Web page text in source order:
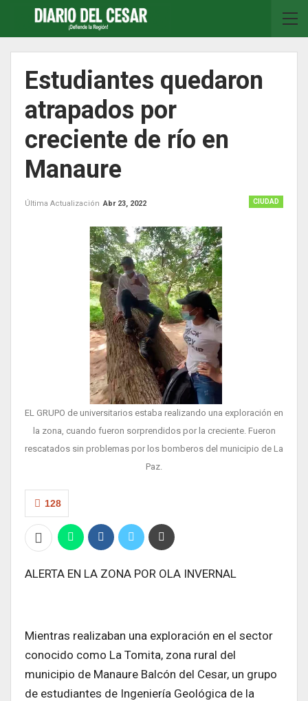
Estudiantes quedaron
atrapados por
creciente de río en
Manaure
CIUDAD
Última Actualización Abr 23, 2022
EL GRUPO de universitarios estaba realizando una exploración en
la zona, cuando fueron sorprendidos por la creciente. Fueron
rescatados sin problemas por los bomberos del municipio de La
Paz.
128
ALERTA EN LA ZONA POR OLA INVERNAL
Mientras realizaban una exploración en el sector
conocido como La Tomita, zona rural del
municipio de Manaure Balcón del Cesar, un grupo
de estudiantes de Ingeniería Geológica de la